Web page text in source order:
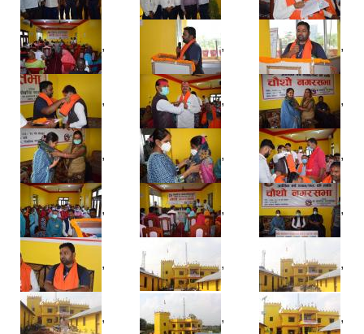
, , ,
, , ,
, , ,
, , ,
, , ,
, , ,